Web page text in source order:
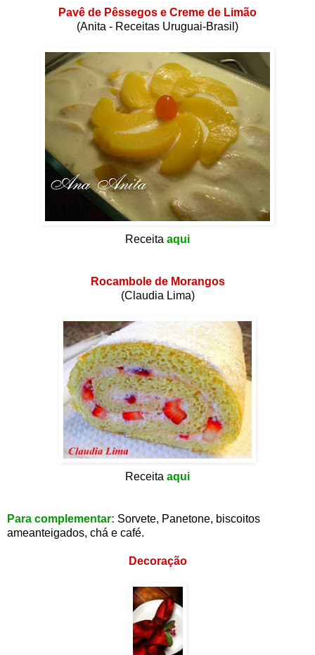
Pavê de Pêssegos e Creme de Limão
(Anita - Receitas Uruguai-Brasil)
Receita aqui
Rocambole de Morangos
(Claudia Lima)
Receita aqui
Para complementar: Sorvete, Panetone, biscoitos
ameanteigados, chá e café.
Decoração